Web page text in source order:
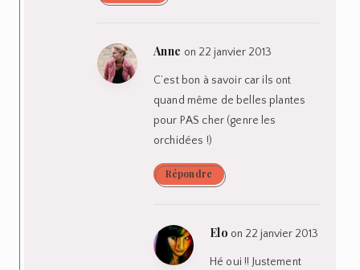
Anne on 22 janvier 2013
C’est bon à savoir car ils ont
quand même de belles plantes
pour PAS cher (genre les
orchidées !)
Répondre
Elo on 22 janvier 2013
Hé oui !! Justement